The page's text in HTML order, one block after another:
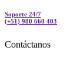
Soporte 24/7
(+51) 980 660 403
Contáctanos